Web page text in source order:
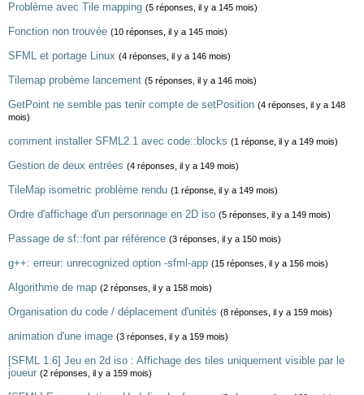
Problème avec Tile mapping (5 réponses, il y a 145 mois)
Fonction non trouvée (10 réponses, il y a 145 mois)
SFML et portage Linux (4 réponses, il y a 146 mois)
Tilemap probème lancement (5 réponses, il y a 146 mois)
GetPoint ne semble pas tenir compte de setPosition (4 réponses, il y a 148
mois)
comment installer SFML2.1 avec code::blocks (1 réponse, il y a 149 mois)
Gestion de deux entrées (4 réponses, il y a 149 mois)
TileMap isometric problème rendu (1 réponse, il y a 149 mois)
Ordre d'affichage d'un personnage en 2D iso (5 réponses, il y a 149 mois)
Passage de sf::font par référence (3 réponses, il y a 150 mois)
g++: erreur: unrecognized option -sfml-app (15 réponses, il y a 156 mois)
Algorithme de map (2 réponses, il y a 158 mois)
Organisation du code / déplacement d'unités (8 réponses, il y a 159 mois)
animation d'une image (3 réponses, il y a 159 mois)
[SFML 1.6] Jeu en 2d iso : Affichage des tiles uniquement visible par le
joueur (2 réponses, il y a 159 mois)